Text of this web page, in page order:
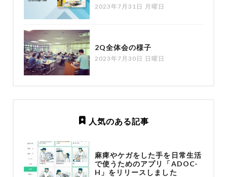
2023年7月31日 月曜日
2Q全体会の様子
2023年7月30日 日曜日
人気のある記事
麻痺やケガをした手を日常生活
で使うためのアプリ「ADOC-
H」をリリースしました